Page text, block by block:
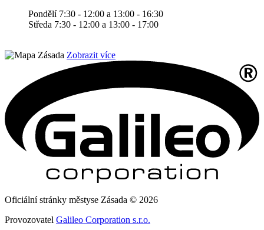
Pondělí 7:30 - 12:00 a 13:00 - 16:30
Středa 7:30 - 12:00 a 13:00 - 17:00
Zobrazit více
Oficiální stránky městyse Zásada © 2026
Provozovatel Galileo Corporation s.r.o.